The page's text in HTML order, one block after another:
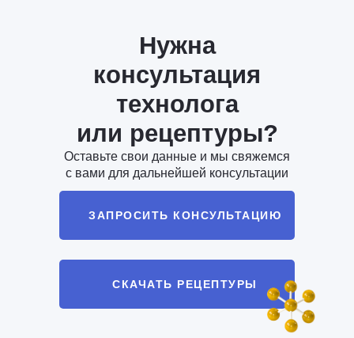
СКАЧАТЬ РЕЦЕПТУРЫ
ЗАПРОСИТЬ КОНСУЛЬТАЦИЮ
Нужна
консультация
технолога
или рецептуры?
Оставьте свои данные и мы свяжемся
с вами для дальнейшей консультации